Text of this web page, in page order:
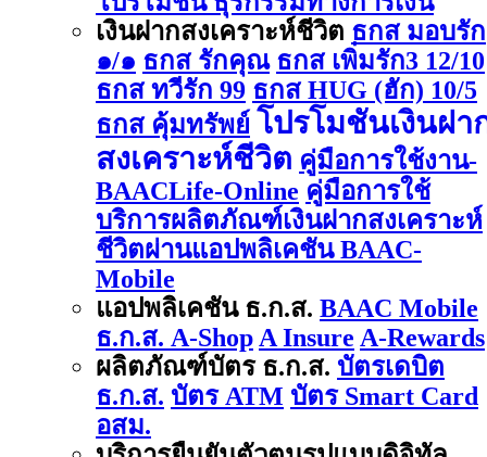
เงินฝากสงเคราะห์ชีวิต ธกส มอบรัก
๑/๑ ธกส รักคุณ ธกส เพิ่มรัก3 12/10
ธกส ทวีรัก 99 ธกส HUG (ฮัก) 10/5
ธกส คุ้มทรัพย์ โปรโมชันเงินฝา
สงเคราะห์ชีวิต คู่มือการใช้งาน-
BAACLife-Online คู่มือการใช้
บริการผลิตภัณฑ์เงินฝากสงเคราะห์
ชีวิตผ่านแอปพลิเคชัน BAAC-
Mobile
แอปพลิเคชัน ธ.ก.ส. BAAC Mobile
ธ.ก.ส. A-Shop A Insure A-Rewards
ผลิตภัณฑ์บัตร ธ.ก.ส. บัตรเดบิต
ธ.ก.ส. บัตร ATM บัตร Smart Card
อสม.